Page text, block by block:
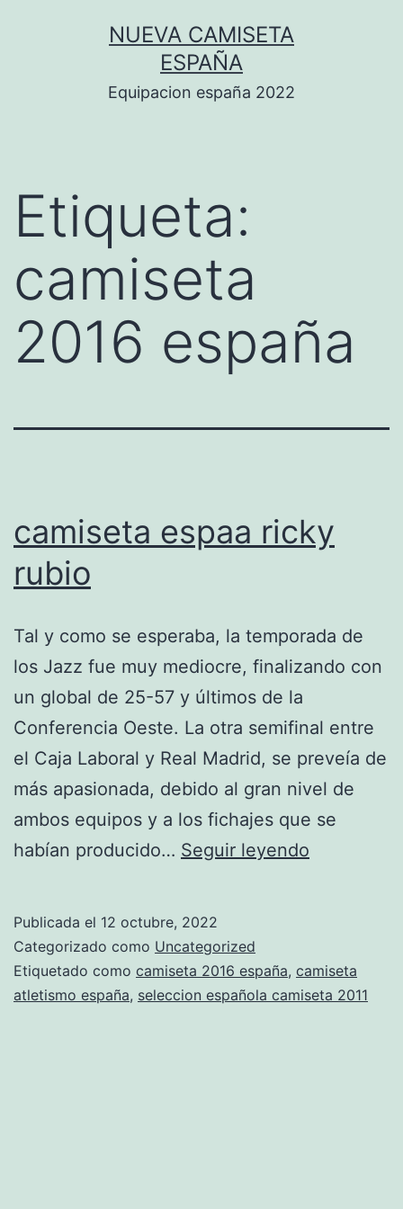
NUEVA CAMISETA
ESPAÑA
Equipacion españa 2022
Etiqueta:
camiseta
2016 españa
camiseta espaa ricky
rubio
Tal y como se esperaba, la temporada de
los Jazz fue muy mediocre, finalizando con
un global de 25-57 y últimos de la
Conferencia Oeste. La otra semifinal entre
el Caja Laboral y Real Madrid, se preveía de
más apasionada, debido al gran nivel de
ambos equipos y a los fichajes que se
habían producido… Seguir leyendo
Publicada el 12 octubre, 2022
Categorizado como Uncategorized
Etiquetado como camiseta 2016 españa, camiseta
atletismo españa, seleccion española camiseta 2011